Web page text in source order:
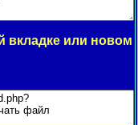
вкладке или новом